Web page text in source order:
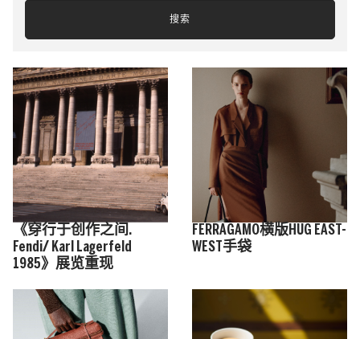
搜索
《穿行于创作之间.
Fendi/ Karl Lagerfeld
1985》展览重现
FERRAGAMO横版HUG EAST-
WEST手袋